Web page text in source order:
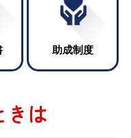
判決に伴う生活
2026について
助成制度
きは